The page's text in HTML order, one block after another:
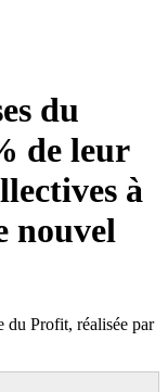
du
de leur
à
nouvel
du Profit, réalisée par